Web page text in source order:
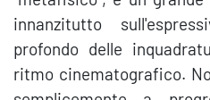
innanzitutto
profondo delle
ritmo cinematografico.